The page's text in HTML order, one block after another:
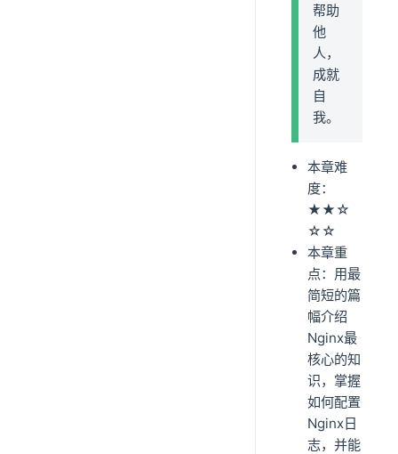
帮助
他
人，
成就
自
我。
本章难
度：
★★☆
☆☆
本章重
点：用最
简短的篇
幅介绍
Nginx最
核心的知
识，掌握
如何配置
Nginx日
志，并能